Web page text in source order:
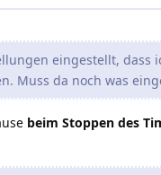
eingestellt, dass
Muss da noch was
beim Stoppen des